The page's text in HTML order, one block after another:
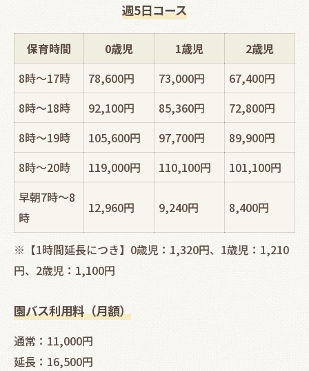
週5日コース
保育時間 0歳児 1歳児
2歳児
8時～17時
78,600円 73,000円
67,400円
8時～18時
92,100円 85,360円
72,800円
8時～19時
105,600円 97,700円
89,900円
8時～20時
119,000円 110,100円
101,100円
早朝7時～8
時
12,960円 9,240円 8,400円
※【1時間延長につき】0歳児：1,320円、1歳児：1,210
円、2歳児：1,100円
園バス利用料（月額）
通常：11,000円
延長：16,500円